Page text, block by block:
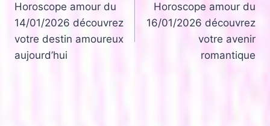
de
l’article
Horoscope amour du
14/01/2026 découvrez
votre destin amoureux
aujourd’hui
Horoscope amour du
16/01/2026 découvrez
votre avenir
romantique